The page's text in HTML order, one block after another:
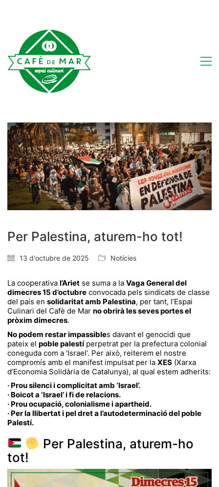
Per Palestina, aturem-ho tot!
13 d'octubre de 2025 Notícies
La cooperativa l’Ariet se suma a la Vaga General del
dimecres 15 d’octubre convocada pels sindicats de classe
del país en solidaritat amb Palestina, per tant, l’Espai
Culinari del Cafè de Mar no obrirà les seves portes el
pròxim dimecres.
No podem restar impassibles davant el genocidi que
pateix el poble palestíperpetrat per la prefectura colonial
coneguda com a ‘Israel’. Per això, reiterem el nostre
compromís amb el manifest impulsat per la XES (Xarxa
d’Economia Solidària de Catalunya), al qual estem adherits:
· Prou silenci i complicitat amb ‘Israel’.
· Boicot a ‘Israel’ i fi de relacions.
· Prou ocupació, colonialisme i apartheid.
· Per la llibertat i pel dret a l’autodeterminació del poble
Palestí.
Per Palestina, aturem-ho
tot!